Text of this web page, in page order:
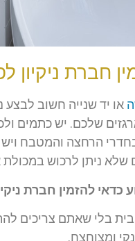
חברת ניקיון
או יד שנייה חשוב לבצע
שלכם. יש כתמים
הרחצה והמטבח
שלא ניתן לרכוש במכולת
כדאי להזמין חברת
הבית בלי שאתם צריכים
ומצוחצח.